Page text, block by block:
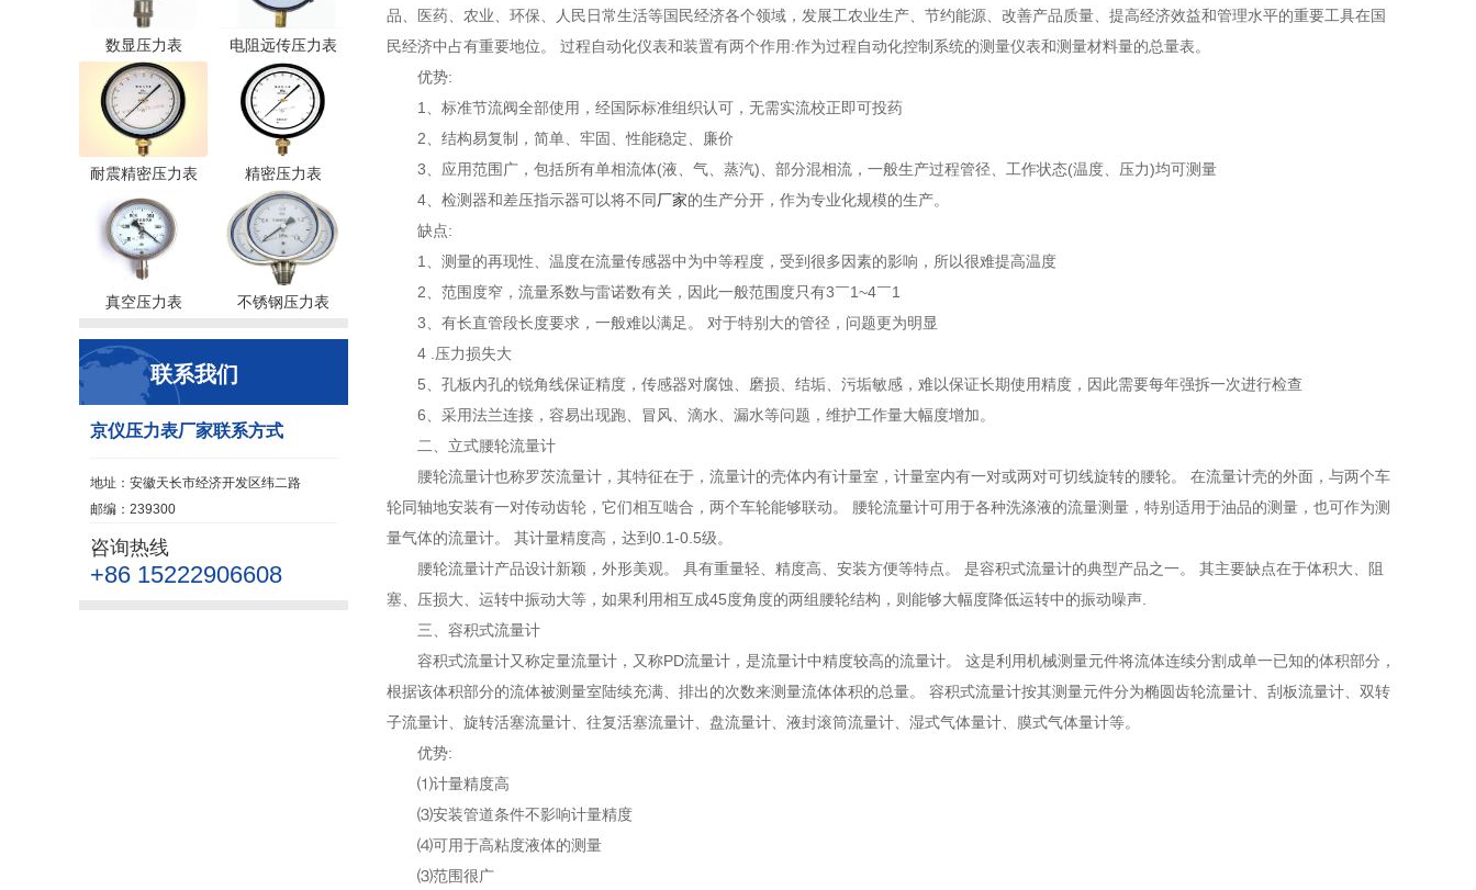
数显压力表 电阻远传压力表
耐震精密压力表 精密压力表
真空压力表 不锈钢压力表
联系我们
京仪压力表厂家联系方式
地址：安徽天长市经济开发区纬二路
邮编：239300
咨询热线
+86 15222906608
品、医药、农业、环保、人民日常生活等国民经济各个领域，发展工农业生产、节约能源、改善产品质量、提高经济效益和管理水平的重要工具在国
民经济中占有重要地位。 过程自动化仪表和装置有两个作用:作为过程自动化控制系统的测量仪表和测量材料量的总量表。
优势:
1、标准节流阀全部使用，经国际标准组织认可，无需实流校正即可投药
2、结构易复制，简单、牢固、性能稳定、廉价
3、应用范围广，包括所有单相流体(液、气、蒸汽)、部分混相流，一般生产过程管径、工作状态(温度、压力)均可测量
4、检测器和差压指示器可以将不同厂家的生产分开，作为专业化规模的生产。
缺点:
1、测量的再现性、温度在流量传感器中为中等程度，受到很多因素的影响，所以很难提高温度
2、范围度窄，流量系数与雷诺数有关，因此一般范围度只有3￣1~4￣1
3、有长直管段长度要求，一般难以满足。 对于特别大的管径，问题更为明显
4 .压力损失大
5、孔板内孔的锐角线保证精度，传感器对腐蚀、磨损、结垢、污垢敏感，难以保证长期使用精度，因此需要每年强拆一次进行检查
6、采用法兰连接，容易出现跑、冒风、滴水、漏水等问题，维护工作量大幅度增加。
二、立式腰轮流量计
腰轮流量计也称罗茨流量计，其特征在于，流量计的壳体内有计量室，计量室内有一对或两对可切线旋转的腰轮。 在流量计壳的外面，与两个车
轮同轴地安装有一对传动齿轮，它们相互啮合，两个车轮能够联动。 腰轮流量计可用于各种洗涤液的流量测量，特别适用于油品的测量，也可作为测
量气体的流量计。 其计量精度高，达到0.1-0.5级。
腰轮流量计产品设计新颖，外形美观。 具有重量轻、精度高、安装方便等特点。 是容积式流量计的典型产品之一。 其主要缺点在于体积大、阻
塞、压损大、运转中振动大等，如果利用相互成45度角度的两组腰轮结构，则能够大幅度降低运转中的振动噪声.
三、容积式流量计
容积式流量计又称定量流量计，又称PD流量计，是流量计中精度较高的流量计。 这是利用机械测量元件将流体连续分割成单一已知的体积部分，
根据该体积部分的流体被测量室陆续充满、排出的次数来测量流体体积的总量。 容积式流量计按其测量元件分为椭圆齿轮流量计、刮板流量计、双转
子流量计、旋转活塞流量计、往复活塞流量计、盘流量计、液封滚筒流量计、湿式气体量计、膜式气体量计等。
优势:
⑴计量精度高
⑶安装管道条件不影响计量精度
⑷可用于高粘度液体的测量
⑶范围很广